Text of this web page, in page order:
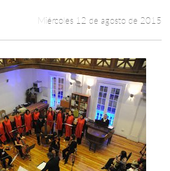
Miércoles 12 de agosto de 2015